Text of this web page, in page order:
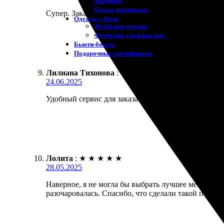
Пазлы магнитные
Одежда с Фото
Футболки детские
Футболки для взрослых
Бьюти-боксы
Подарочные сертификаты
Супер. Заказал печать изображения на холсте.
Лилиана Тихонова : ★
24.06.2025
Удобный сервис для заказа. Быстро ответили на
Лолита : ★ ★ ★ ★ ★
28.05.2025
Наверное, я не могла бы выбрать лучшее место для
разочаровалась. Спасибо, что сделали такой